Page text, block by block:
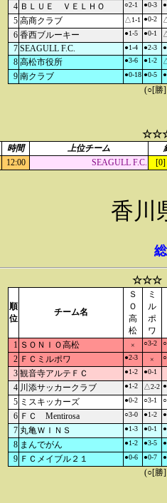
4 ＢＬＵＥ ＶＥＬＨＯ ○2-1 ●0-3
5 高商クラブ △1-1 ●0-2
6 香西ブルーキー ●1-5 ●0-1
7 SEAGULL F.C. ●1-4 ●2-3
8 高松市役所 ●3-6 ●1-2
9 南クラブ ●0-18 ●0-5
(○[勝
時間 上位チーム
12:00 SEAGULL F.C.
香川
☆☆☆
順
位
チーム名
Ｓ
Ｏ
高
松
ミ
ル
ポ
ワ
1 ＳＯＮＩＯ高松 × ○3-2
2 ＦＣミルポワ ●2-3 ×
3 観音寺アルテＦＣ ●1-2 ●0-1
4 川添サッカークラブ ●1-2 △2-2
5 ミスキッカーズ ●0-2 ○3-1
6 ＦＣ Mentirosa ○3-0 ●1-2
7 丸亀ＷＩＮＳ ●1-3 ●0-1
8 まんでがん ●1-2 ●3-5
9 ＦＣメイブル２１ ●0-6 ●0-7
(○[勝